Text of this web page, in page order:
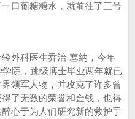
口葡糖糖水，就前往了三号
科医生乔治·塞纳，今年
院，跳级博士毕业两年就已
领军人物，并攻克了许多曾
了无数的荣誉和金钱，也得
心于为人们研究新的救护手